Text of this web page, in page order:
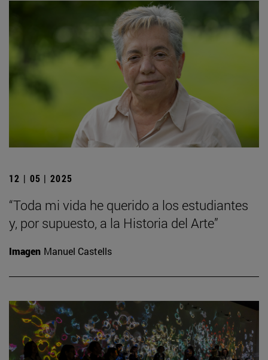
12 | 05 | 2025
“Toda mi vida he querido a los estudiantes
y, por supuesto, a la Historia del Arte”
Imagen Manuel Castells